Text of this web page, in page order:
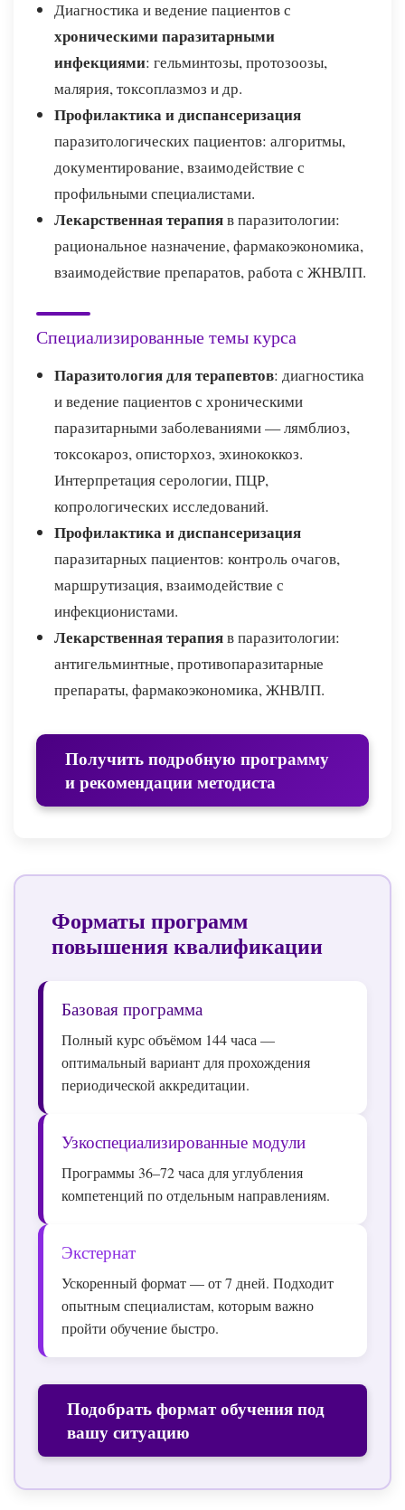
Диагностика и ведение пациентов с
хроническими паразитарными
инфекциями: гельминтозы, протозоозы,
малярия, токсоплазмоз и др.
Профилактика и диспансеризация
паразитологических пациентов: алгоритмы,
документирование, взаимодействие с
профильными специалистами.
Лекарственная терапияв паразитологии:
рациональное назначение, фармакоэкономика,
взаимодействие препаратов, работа с ЖНВЛП.
Специализированные темы курса
Паразитология для терапевтов: диагностика
и ведение пациентов с хроническими
паразитарными заболеваниями — лямблиоз,
токсокароз, описторхоз, эхинококкоз.
Интерпретация серологии, ПЦР,
копрологических исследований.
Профилактика и диспансеризация
паразитарных пациентов: контроль очагов,
маршрутизация, взаимодействие с
инфекционистами.
Лекарственная терапияв паразитологии:
антигельминтные, противопаразитарные
препараты, фармакоэкономика, ЖНВЛП.
Получить подробную программу
и рекомендации методиста
Форматы программ
повышения квалификации
Базовая программа
Полный курс объёмом 144 часа —
оптимальный вариант для прохождения
периодической аккредитации.
Узкоспециализированные модули
Программы 36–72 часа для углубления
компетенций по отдельным направлениям.
Экстернат
Ускоренный формат — от 7 дней. Подходит
опытным специалистам, которым важно
пройти обучение быстро.
Подобрать формат обучения под
вашу ситуацию